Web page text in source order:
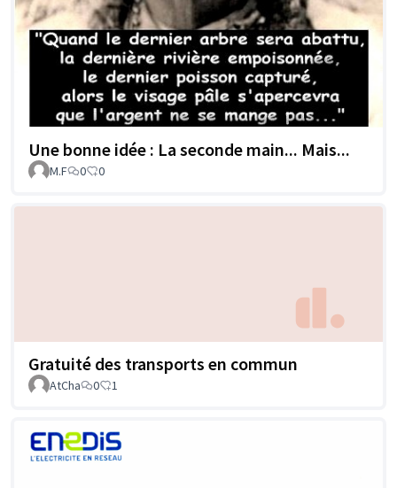
Une bonne idée : La seconde main... Mais...
M.F 0 0
Gratuité des transports en commun
AtCha 0 1